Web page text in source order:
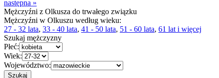
następna »
Mężczyźni z Olkusza do trwałego związku
Mężczyźni w Olkuszu według wieku:
27 - 32 lata, 33 - 40 lata, 41 - 50 lata, 51 - 60 lata, 61 lat i więcej
Szukaj mężczyzny
Płeć:
Wiek:
Województwo: